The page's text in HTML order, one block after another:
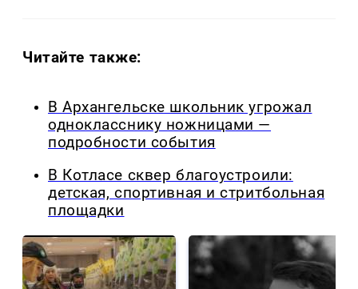
Читайте также:
В Архангельске школьник угрожал
однокласснику ножницами —
подробности события
В Котласе сквер благоустроили:
детская, спортивная и стритбольная
площадки